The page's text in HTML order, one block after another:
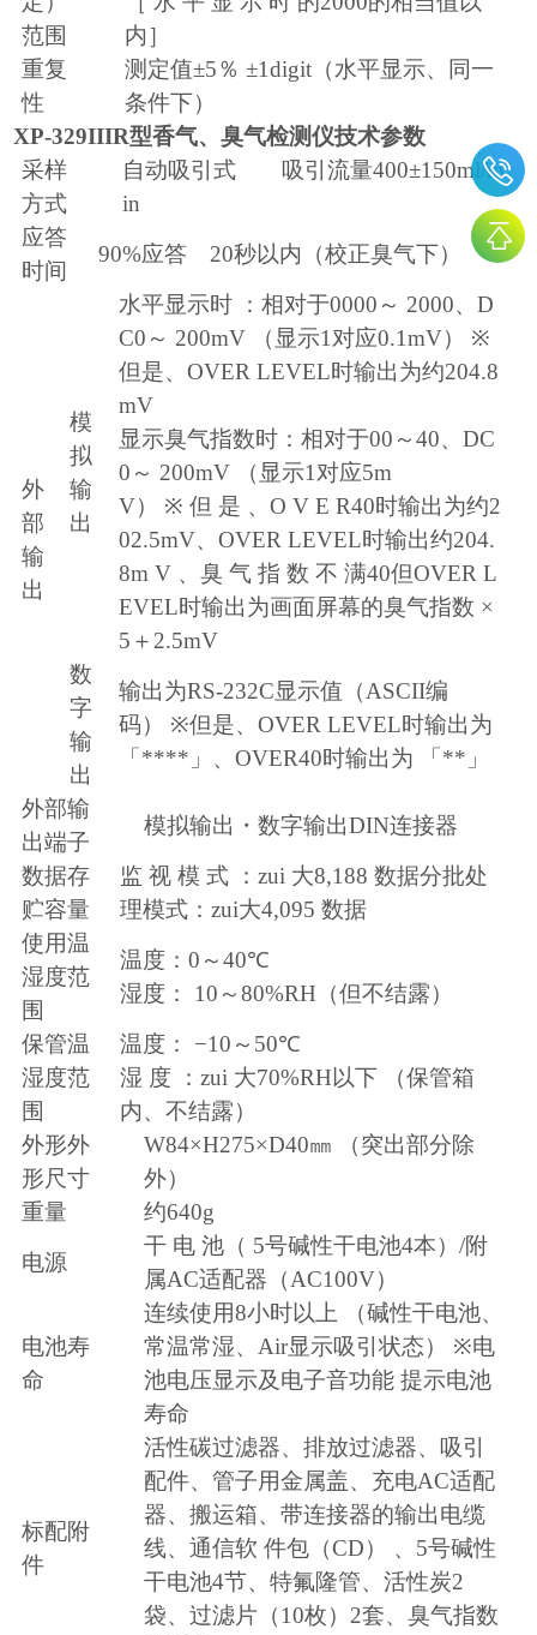
范围
内］
重复
性
测定值±5％ ±1digit（水平显示、同一
条件下）
XP-329IIIR型香气、臭气检测仪技术参数
采样
方式
自动吸引式 吸引流量400±150ml/m
in
应答
时间
90%应答 20秒以内（校正臭气下）
外
部
输
出
模
拟
输
出
水平显示时 ：相对于0000 ～ 2000、 D
C0 ～ 200mV （显示1 对应0.1mV） ※
但是、 OVER LEVEL时输出为约204.8
mV
显示臭气指数时：相对于00 ～40、 DC
0 ～ 200mV （显示1 对应5m
V） ※ 但 是 、 O V E R40时输出为约2
02.5mV、 OVER LEVEL时输出约204.
8m V 、臭 气 指 数 不 满40但OVER L
EVEL时输出为画面屏幕的臭气指数 ×
5 ＋ 2.5mV
数
字
输
出
输出为RS-232C显示值（ASCII编
码） ※但是、 OVER LEVEL时输出为
「 **** 」、 OVER40时输出为 「 ** 」
外部输
出端子
模拟输出・数字输出DIN连接器
数据存
贮容量
监 视 模 式 ：zui 大8,188 数据分批处
理模式：zui大4,095 数据
使用温
湿度范
围
温度： 0 ～40℃
湿度： 10 ～80%RH （但不结露）
保管温
湿度范
围
温度： −10 ～ 50℃
湿 度 ：zui 大70%RH以下 （保管箱
内、不结露）
外形外
形尺寸
W84×H275×D40㎜ （突出部分除
外）
重量
约640g
电源
干 电 池（ 5号碱性干电池4本） /附
属AC适配器（AC100V）
电池寿
命
连续使用8小时以上 （碱性干电池、
常温常湿、 Air显示吸引状态） ※电
池电压显示及电子音功能 提示电池
寿命
标配附
件
活性碳过滤器、排放过滤器、吸引
配件、管子用金属盖、充电AC适配
器、搬运箱、带连接器的输出电缆
线、通信软 件包（CD） 、 5号碱性
干电池4节、特氟隆管、活性炭2
袋、过滤片（10枚） 2套、臭气指数